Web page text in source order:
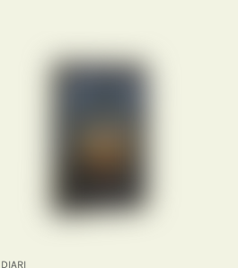
DIARI